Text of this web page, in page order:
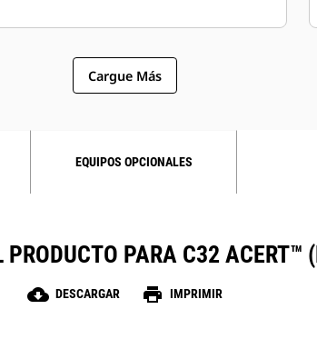
Cargue Más
EQUIPOS OPCIONALES
PRODUCTO PARA C32 ACERT™
cloud_download DESCARGAR print IMPRIMIR